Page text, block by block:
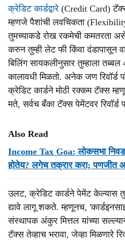
क्रेडिट कार्डद्वारे (Credit Card) टॅक्स
म्हणजे पैशांची लवचिकता
तुमच्याकडे रोख रकमेची कमतरता
करुन तुम्ही लेट फी किंवा दंडापासून
बिलिंग सायकलीनुसार तुम्हाला तब्बल
कालावधी मिळतो. अनेक जण रिवॉर्ड
क्रेडिट कार्डने मोठी रक्कम टॅक्स
मते, सर्वच बँका टॅक्स पेमेंटवर रिवॉर्ड
Also Read
Income Tax Goa: लोकसभा
होतेय? लगेच तक्रार करा; पणजीत
उलट, क्रेडिट कार्डने पेमेंट केल्यास
द्यावे लागू शकते. म्हणूनच,
संस्थापक अंकुर मित्तल यांच्या
टॅक्स तेव्हाच भरावा, जेव्हा मिळणारे